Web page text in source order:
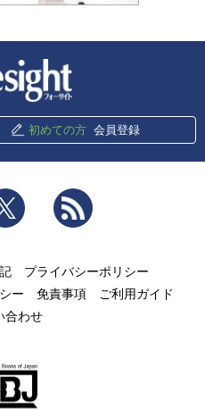
初めての方 会員登録
Twitter
プライバシーポリシー
ー 免責事項
ご利用ガイド
合わせ